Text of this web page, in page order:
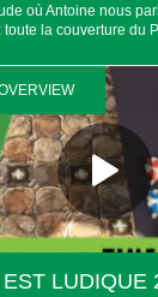
où Antoine nous
toute la couverture du
LUDIQUE